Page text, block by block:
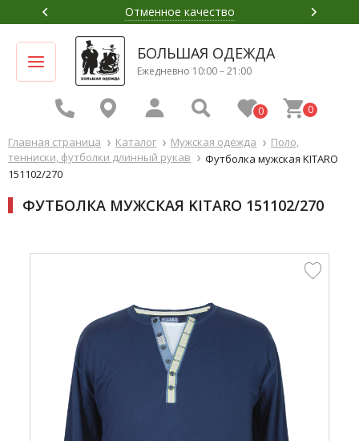
Отменное качество
БОЛЬШАЯ ОДЕЖДА
Ежедневно 10:00 – 21:00
0 0
Главная страница Каталог Мужская одежда
Поло,
тенниски, футболки длинный рукав
Футболка мужская KITARO
151102/270
ФУТБОЛКА МУЖСКАЯ KITARO 151102/270